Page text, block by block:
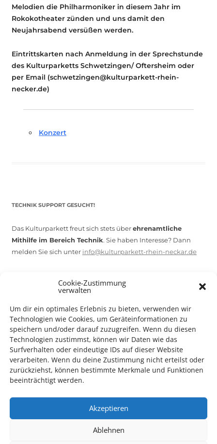
Cookie-Zustimmung
verwalten
Um dir ein optimales Erlebnis zu bieten, verwenden wir
Technologien wie Cookies, um Geräteinformationen zu
speichern und/oder darauf zuzugreifen. Wenn du diesen
Technologien zustimmst, können wir Daten wie das
Surfverhalten oder eindeutige IDs auf dieser Website
verarbeiten. Wenn du deine Zustimmung nicht erteilst oder
zurückziehst, können bestimmte Merkmale und Funktionen
beeinträchtigt werden.
Akzeptieren
Ablehnen
Melodien die Philharmoniker in diesem Jahr im
Rokokotheater zünden und uns damit den
Neujahrsabend versüßen werden.
Eintrittskarten nach Anmeldung in der Sprechstunde
des Kulturparketts Schwetzingen/ Oftersheim oder
per Email (schwetzingen@kulturparkett-rhein-
necker.de)
Konzert
TECHNIK SUPPORT GESUCHT!
Das Kulturparkett freut sich stets überehrenamtliche
Mithilfe im Bereich Technik. Sie haben Interesse? Dann
melden Sie sich unter info@kulturparkett-rhein-neckar.de
*KULTURTIPP SOMMERPAUSE: FESTIVAL DES DEUTSCHEN FILMS*
Auch dieses Jahr findet wieder dasFestival des deutschen
Filmsin Ludwigshafen statt.
Vom 19. August bist zum 9. September